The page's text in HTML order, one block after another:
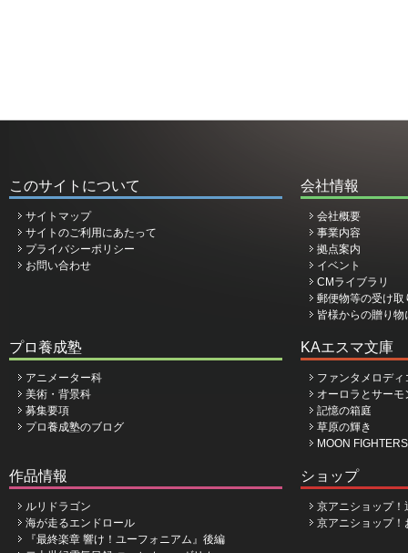
このサイトについて
サイトマップ
サイトのご利用にあたって
プライバシーポリシー
お問い合わせ
会社情報
会社概要
事業内容
拠点案内
イベント
CMライブラリ
郵便物等の受け取
皆様からの贈り
プロ養成塾
アニメーター科
美術・背景科
募集要項
プロ養成塾のブログ
KAエスマ文庫
ファンタメロデ
オーロラとサーモ
記憶の箱庭
草原の輝き
MOON
作品情報
ルリドラゴン
海が走るエンドロール
『最終楽章 響け！ユーフォニアム』後編
ショップ
京アニショップ！
京アニショップ！